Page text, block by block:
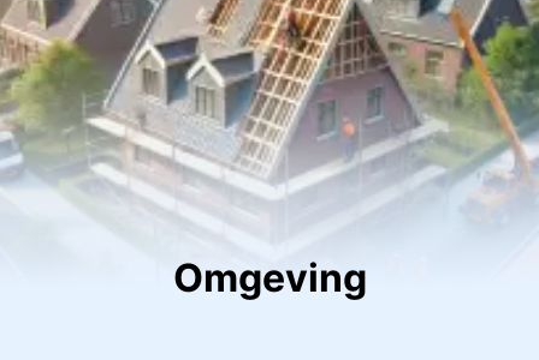
Omgeving